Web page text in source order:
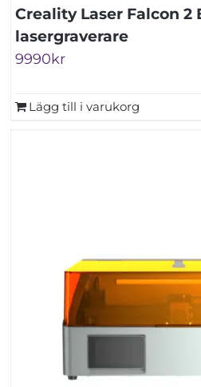
Creality Laser Falcon 2
lasergraverare
9990kr
Lägg till i varukorg